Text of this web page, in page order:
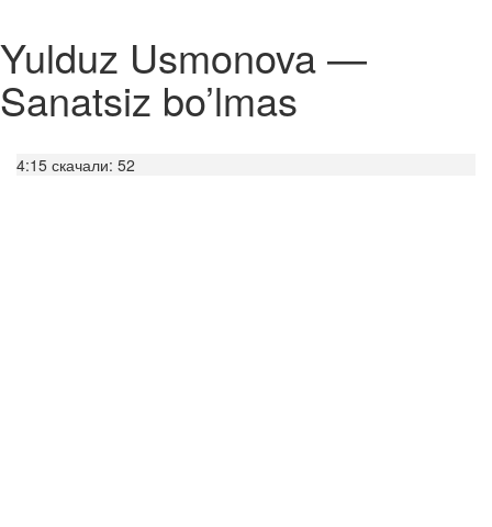
Yulduz Usmonova —
Sanatsiz bo’lmas
4:15 скачали: 52